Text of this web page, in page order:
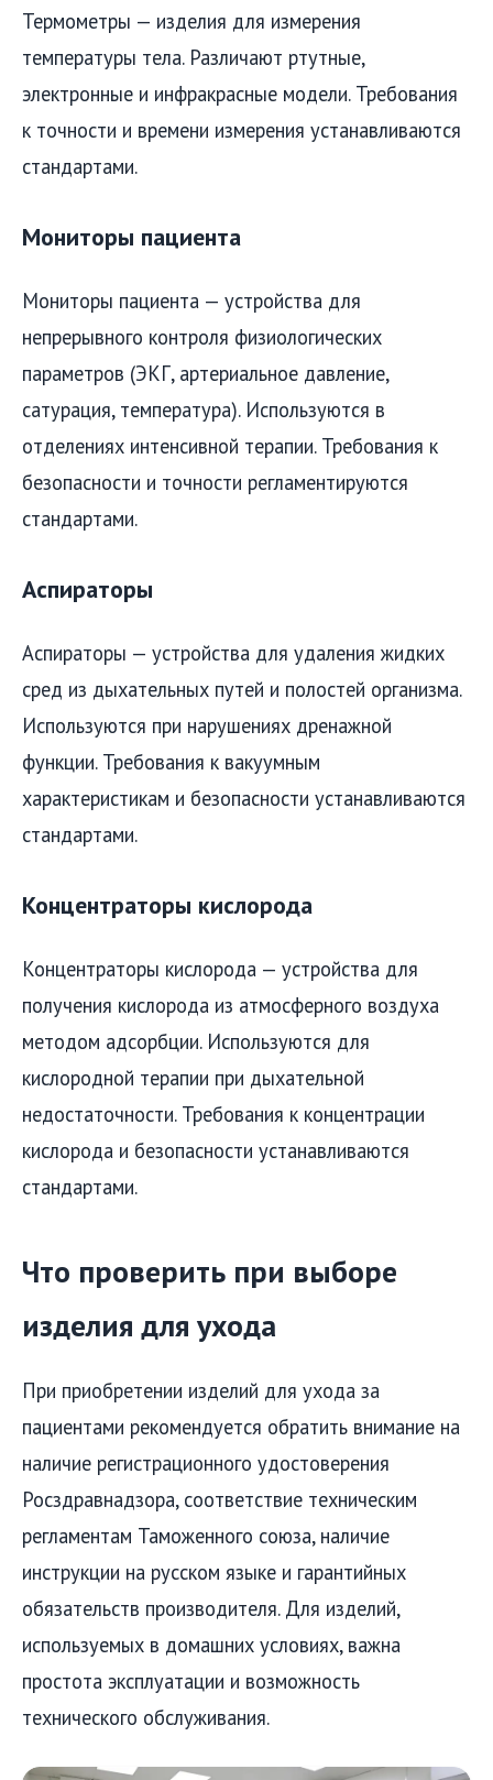
Термометры — изделия для измерения
температуры тела. Различают ртутные,
электронные и инфракрасные модели. Требования
к точности и времени измерения устанавливаются
стандартами.
Мониторы пациента
Мониторы пациента — устройства для
непрерывного контроля физиологических
параметров (ЭКГ, артериальное давление,
сатурация, температура). Используются в
отделениях интенсивной терапии. Требования к
безопасности и точности регламентируются
стандартами.
Аспираторы
Аспираторы — устройства для удаления жидких
сред из дыхательных путей и полостей организма.
Используются при нарушениях дренажной
функции. Требования к вакуумным
характеристикам и безопасности устанавливаются
стандартами.
Концентраторы кислорода
Концентраторы кислорода — устройства для
получения кислорода из атмосферного воздуха
методом адсорбции. Используются для
кислородной терапии при дыхательной
недостаточности. Требования к концентрации
кислорода и безопасности устанавливаются
стандартами.
Что проверить при выборе
изделия для ухода
При приобретении изделий для ухода за
пациентами рекомендуется обратить внимание на
наличие регистрационного удостоверения
Росздравнадзора, соответствие техническим
регламентам Таможенного союза, наличие
инструкции на русском языке и гарантийных
обязательств производителя. Для изделий,
используемых в домашних условиях, важна
простота эксплуатации и возможность
технического обслуживания.